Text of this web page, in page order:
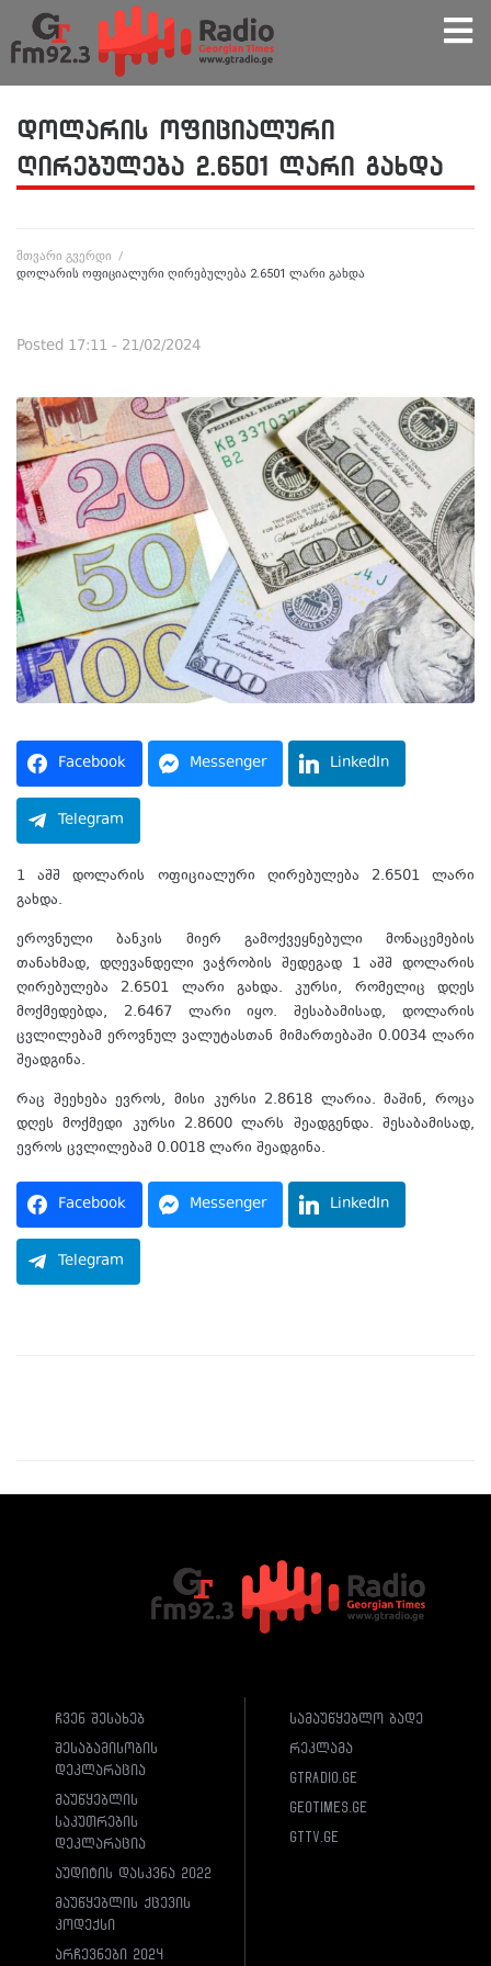
დოლარის ოფიციალური
ღირებულება 2.6501 ლარი გახდა
მთვარი გვერდი /
დოლარის ოფიციალური ღირებულება 2.6501 ლარი გახდა
Posted 17:11 - 21/02/2024
Facebook Messenger LinkedIn
Telegram
1 აშშ დოლარის ოფიციალური ღირებულება 2.6501 ლარი
გახდა.
ეროვნული ბანკის მიერ გამოქვეყნებული მონაცემების
თანახმად, დღევანდელი ვაჭრობის შედეგად 1 აშშ დოლარის
ღირებულება 2.6501 ლარი გახდა. კურსი, რომელიც დღეს
მოქმედებდა, 2.6467 ლარი იყო. შესაბამისად, დოლარის
ცვლილებამ ეროვნულ ვალუტასთან მიმართებაში 0.0034 ლარი
შეადგინა.
რაც შეეხება ევროს, მისი კურსი 2.8618 ლარია. მაშინ, როცა
დღეს მოქმედი კურსი 2.8600 ლარს შეადგენდა. შესაბამისად,
ევროს ცვლილებამ 0.0018 ლარი შეადგინა.
Facebook Messenger LinkedIn
Telegram
ჩვენ შესახებ
შესაბამისობის
დეკლარაცია
მაუწყებლის
საკუთრების
დეკლარაცია
აუდიტის დასკვნა 2022
მაუწყებლის ქცევის
კოდექსი
არჩევნები 2024
სამაუწყებლო ბადე
რეკლამა
gtradio.ge
geotimes.ge
gttv.ge